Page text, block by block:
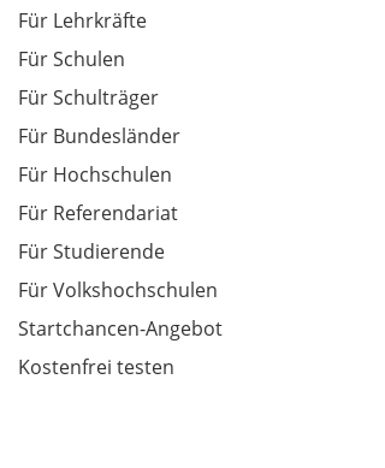
Für Lehrkräfte
Für Schulen
Für Schulträger
Für Bundesländer
Für Hochschulen
Für Referendariat
Für Studierende
Für Volkshochschulen
Startchancen-Angebot
Kostenfrei testen